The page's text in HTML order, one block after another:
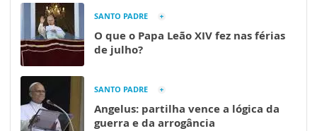
SANTO PADRE
O que o Papa Leão XIV fez nas férias
de julho?
SANTO PADRE
Angelus: partilha vence a lógica da
guerra e da arrogância